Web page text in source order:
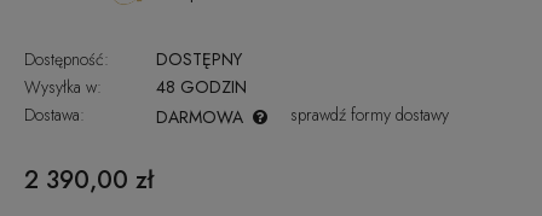
Dostępność:
DOSTĘPNY
Wysyłka w:
48 GODZIN
Dostawa:
DARMOWA sprawdź formy dostawy
2 390,00 zł